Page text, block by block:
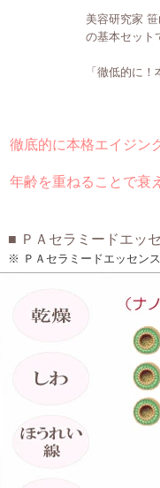
美容研究家
の基本セット
「徹低的に
徹底的に本格エイジン
年齢を重ねることで衰
■ ＰＡセラミードエッ
※ ＰＡセラミードエッセン